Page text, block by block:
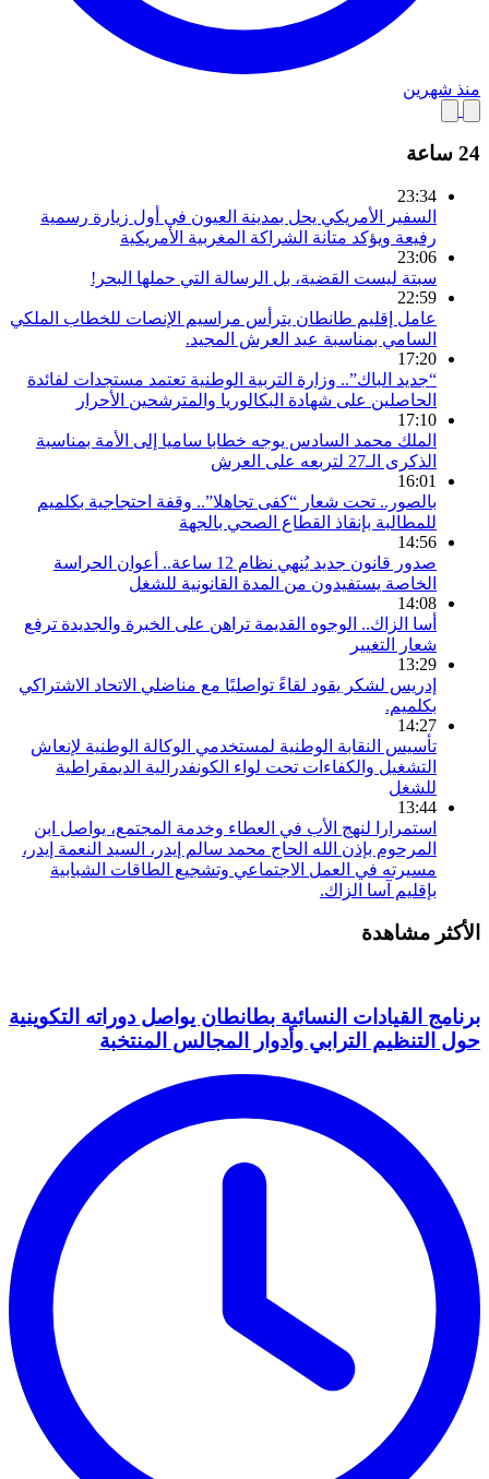
منذ شهرين
24 ساعة
23:34
السفير الأمريكي يحل بمدينة العيون في أول زيارة رسمية
رفيعة ويؤكد متانة الشراكة المغربية الأمريكية
23:06
سبتة ليست القضية، بل الرسالة التي حملها البحر!
22:59
عامل إقليم طانطان يترأس مراسيم الإنصات للخطاب الملكي
السامي بمناسبة عيد العرش المجيد.
17:20
“جديد الباك”.. وزارة التربية الوطنية تعتمد مستجدات لفائدة
الحاصلين على شهادة البكالوريا والمترشحين الأحرار
17:10
الملك محمد السادس يوجه خطابا ساميا إلى الأمة بمناسبة
الذكرى الـ27 لتربعه على العرش
16:01
بالصور.. تحت شعار “كفى تجاهلا”.. وقفة احتجاجية بكلميم
للمطالبة بإنقاذ القطاع الصحي بالجهة
14:56
صدور قانون جديد يُنهي نظام 12 ساعة.. أعوان الحراسة
الخاصة يستفيدون من المدة القانونية للشغل
14:08
أسا الزاك.. الوجوه القديمة تراهن على الخبرة والجديدة ترفع
شعار التغيير
13:29
إدريس لشكر يقود لقاءً تواصليًا مع مناضلي الاتحاد الاشتراكي
بكلميم.
14:27
تأسيس النقابة الوطنية لمستخدمي الوكالة الوطنية لإنعاش
التشغيل والكفاءات تحت لواء الكونفدرالية الديمقراطية
للشغل
13:44
استمرارا لنهج الأب في العطاء وخدمة المجتمع، يواصل ابن
المرحوم بإذن الله الحاج محمد سالم إيدر، السيد النعمة إيدر،
مسيرته في العمل الاجتماعي وتشجيع الطاقات الشبابية
بإقليم آسا الزاك.
الأكثر مشاهدة
برنامج القيادات النسائية بطانطان يواصل دوراته التكوينية
حول التنظيم الترابي وأدوار المجالس المنتخبة